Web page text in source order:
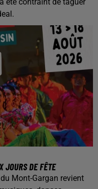
JOURS DE FÊTE
Mont-Gargan revient